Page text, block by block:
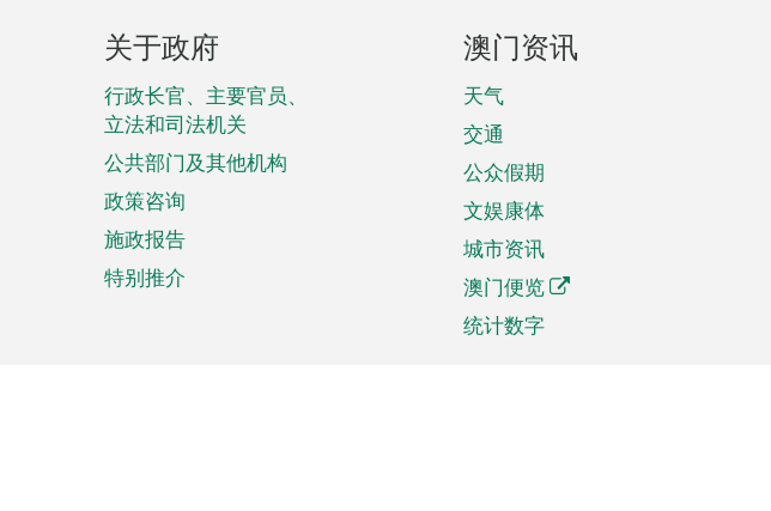
页
脚
菜
单
关于政府
行政长官、主要官员、
立法和司法机关
公共部门及其他机构
政策咨询
施政报告
特别推介
澳门资讯
天气
交通
公众假期
文娱康体
城市资讯
澳门便览
统计数字